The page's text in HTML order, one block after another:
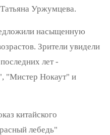
Уржумцева.
насыщенную
Зрители увидели
лет -
"Мистер Нокаут" и
китайского
лебедь"